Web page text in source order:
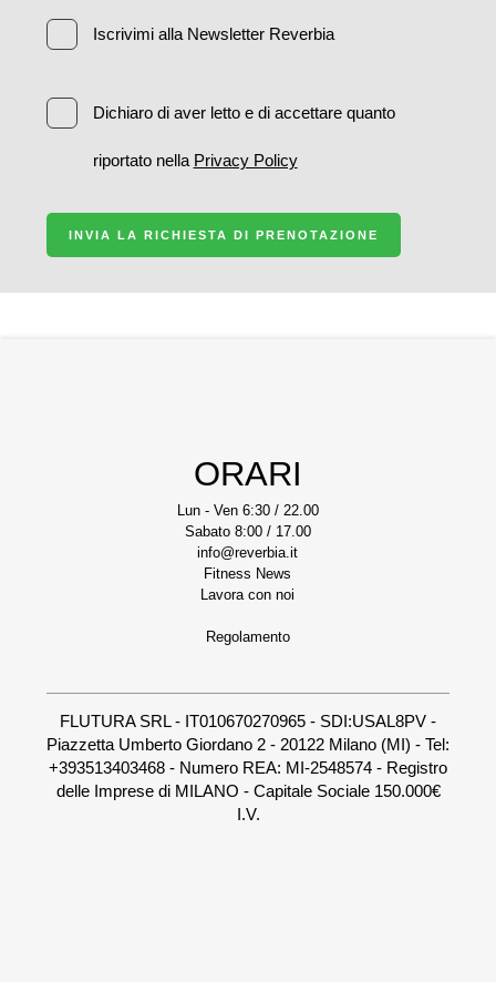
Iscrivimi alla Newsletter Reverbia
Dichiaro di aver letto e di accettare quanto
riportato nella Privacy Policy
INVIA LA RICHIESTA DI PRENOTAZIONE
ORARI
Lun - Ven 6:30 / 22.00
Sabato 8:00 / 17.00
info@reverbia.it
Fitness News
Lavora con noi
Regolamento
FLUTURA SRL - IT010670270965 - SDI:USAL8PV -
Piazzetta Umberto Giordano 2 - 20122 Milano (MI) - Tel:
+393513403468 - Numero REA: MI-2548574 - Registro
delle Imprese di MILANO - Capitale Sociale 150.000€
I.V.